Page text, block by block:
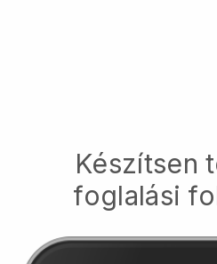
Készítsen
foglalási